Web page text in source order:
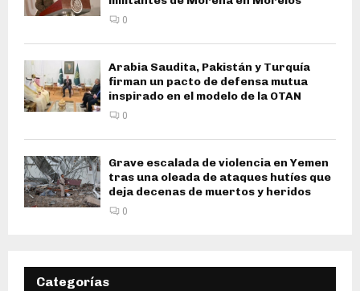
0
Arabia Saudita, Pakistán y Turquía
firman un pacto de defensa mutua
inspirado en el modelo de la OTAN
0
Grave escalada de violencia en Yemen
tras una oleada de ataques hutíes que
deja decenas de muertos y heridos
0
Categorías